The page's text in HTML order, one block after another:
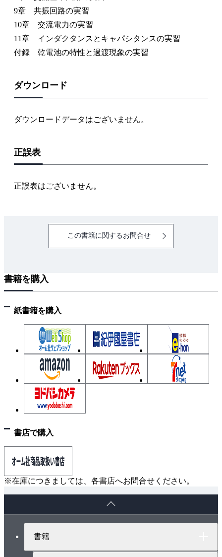
9章 共振回路の実習
10章 交流電力の実習
11章 インダクタンスとキャパシタンスの実習
付録 乾電池の特性と過渡現象の実習
ダウンロード
ダウンロードデータはございません。
正誤表
正誤表はございません。
この書籍に関するお問合せ
書籍を購入
紙書籍を購入
書店で購入
※在庫につきましては、各書店へお問合せください。
書籍